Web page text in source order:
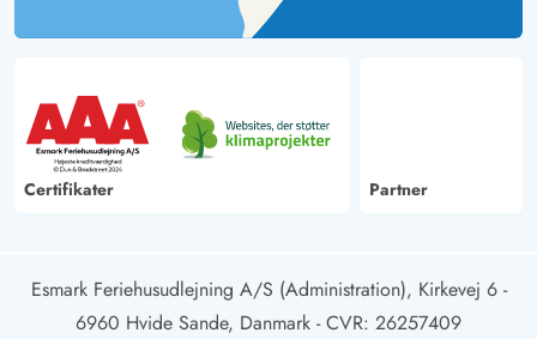
Certifikater Partner
Esmark Feriehusudlejning A/S (Administration), Kirkevej 6 -
6960 Hvide Sande, Danmark - CVR: 26257409